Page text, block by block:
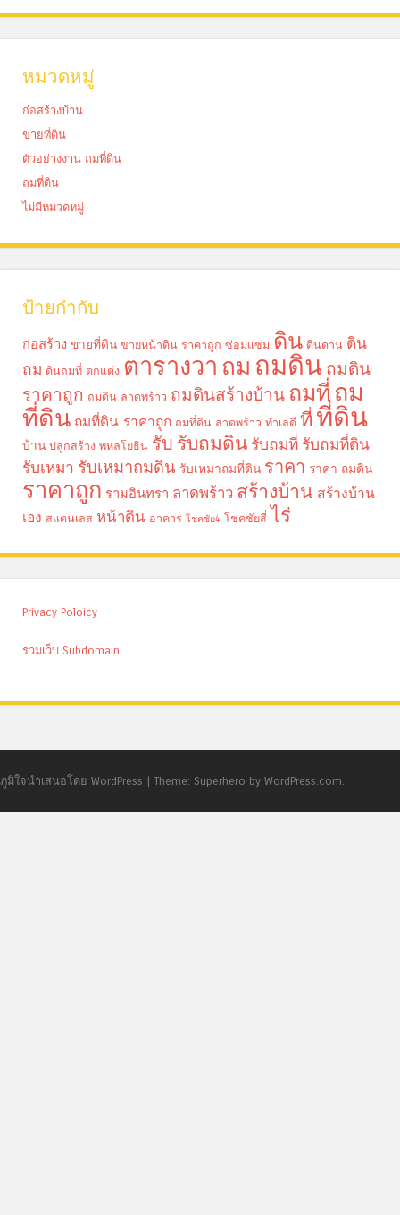
หมวดหมู่
ก่อสร้างบ้าน
ขายที่ดิน
ตัวอย่างงาน ถมที่ดิน
ถมที่ดิน
ไม่มีหมวดหมู่
ป้ายกำกับ
ก่อสร้าง ขายที่ดิน ขายหน้าดิน ราคาถูก ซ่อมแซม ดิน ดินดาน ดิน
ถม ดินถมที่ ตกแต่ง ตารางวา ถม ถมดิน ถมดิน
ราคาถูก ถมดิน ลาดพร้าว ถมดินสร้างบ้าน ถมที่ถม
ที่ดิน ถมที่ดิน ราคาถูก ถมที่ดิน ลาดพร้าว ทำเลดี ที่ ที่ดิน
บ้าน ปลูกสร้าง พหลโยธิน รับ รับถมดิน รับถมที่ รับถมที่ดิน
รับเหมา รับเหมาถมดิน รับเหมาถมที่ดิน ราคา ราคา ถมดิน
ราคาถูก รามอินทรา ลาดพร้าว สร้างบ้าน สร้างบ้าน
เอง สแตนเลส หน้าดิน อาคาร โชคชัย4 โชคชัยสี่ ไร่
Privacy Poloicy
รวมเว็บ Subdomain
ภูมิใจนำเสนอโดย WordPress | Theme: Superhero by WordPress.com.